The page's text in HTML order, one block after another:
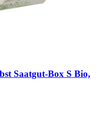
Saatgut-​Box S Bio,